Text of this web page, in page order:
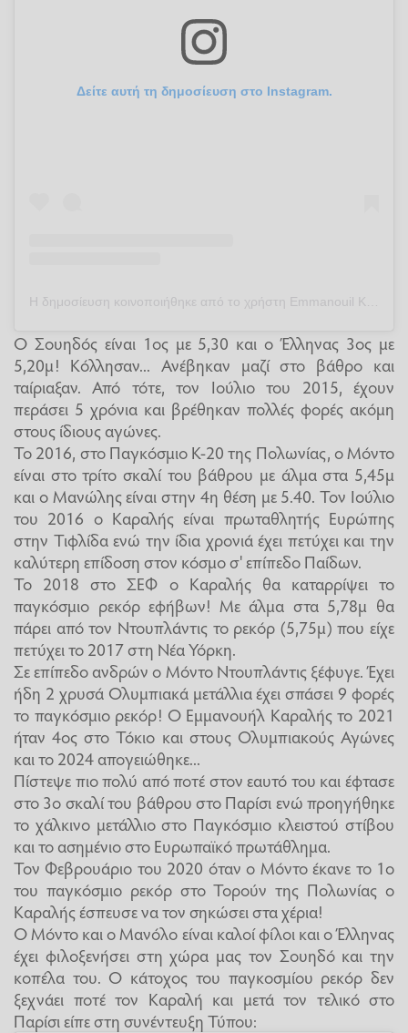
Δείτε αυτή τη δημοσίευση στο Instagram.
Ο Σουηδός είναι 1ος με 5,30 και ο Έλληνας 3ος με
5,20μ! Κόλλησαν... Ανέβηκαν μαζί στο βάθρο και
ταίριαξαν. Από τότε, τον Ιούλιο του 2015, έχουν
περάσει 5 χρόνια και βρέθηκαν πολλές φορές ακόμη
στους ίδιους αγώνες.
Το 2016, στο Παγκόσμιο Κ-20 της Πολωνίας, ο Μόντο
είναι στο τρίτο σκαλί του βάθρου με άλμα στα 5,45μ
και ο Μανώλης είναι στην 4η θέση με 5.40. Τον Ιούλιο
του 2016 ο Καραλής είναι πρωταθλητής Ευρώπης
στην Τιφλίδα ενώ την ίδια χρονιά έχει πετύχει και την
καλύτερη επίδοση στον κόσμο σ' επίπεδο Παίδων.
Το 2018 στο ΣΕΦ ο Καραλής θα καταρρίψει το
παγκόσμιο ρεκόρ εφήβων! Με άλμα στα 5,78μ θα
πάρει από τον Ντουπλάντις το ρεκόρ (5,75μ) που είχε
πετύχει το 2017 στη Νέα Υόρκη.
Σε επίπεδο ανδρών ο Μόντο Ντουπλάντις ξέφυγε. Έχει
ήδη 2 χρυσά Ολυμπιακά μετάλλια έχει σπάσει 9 φορές
το παγκόσμιο ρεκόρ! Ο Εμμανουήλ Καραλής το 2021
ήταν 4ος στο Τόκιο και στους Ολυμπιακούς Αγώνες
και το 2024 απογειώθηκε...
Πίστεψε πιο πολύ από ποτέ στον εαυτό του και έφτασε
στο 3ο σκαλί του βάθρου στο Παρίσι ενώ προηγήθηκε
το χάλκινο μετάλλιο στο Παγκόσμιο κλειστού στίβου
και το ασημένιο στο Ευρωπαϊκό πρωτάθλημα.
Τον Φεβρουάριο του 2020 όταν ο Μόντο έκανε το 1ο
του παγκόσμιο ρεκόρ στο Τορούν της Πολωνίας ο
Καραλής έσπευσε να τον σηκώσει στα χέρια!
Ο Μόντο και ο Μανόλο είναι καλοί φίλοι και ο Έλληνας
έχει φιλοξενήσει στη χώρα μας τον Σουηδό και την
κοπέλα του. Ο κάτοχος του παγκοσμίου ρεκόρ δεν
ξεχνάει ποτέ τον Καραλή και μετά τον τελικό στο
Παρίσι είπε στη συνέντευξη Τύπου: